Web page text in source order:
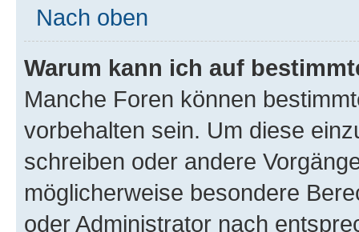
Nach oben
Warum kann ich auf
Manche Foren können
vorbehalten sein. Um diese
schreiben oder andere
möglicherweise besondere
oder Administrator nach